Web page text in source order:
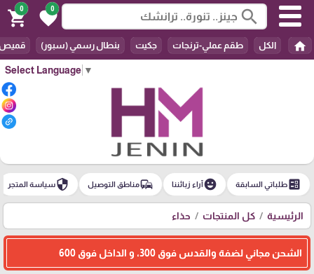
Select Language ▼
search
0
favorite
0
shopping_cart
home الكل طقم عملي-ترنجات جكيت بنطال رسمي (سبور)
ballotطلباتي السابقة emoji_emotionsآراء زبائننا commuteمناطق التوصيل securityسياسة المتجر
الرئيسية كل المنتجات حذاء
الشحن مجاني لضفة والقدس فوق 300، و الداخل فوق 600